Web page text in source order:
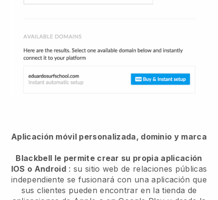
Aplicación móvil personalizada, dominio y marca
Blackbell le permite crear su propia aplicación
IOS o Android : su sitio web de relaciones públicas
independiente se fusionará con una aplicación que
sus clientes pueden encontrar en la tienda de